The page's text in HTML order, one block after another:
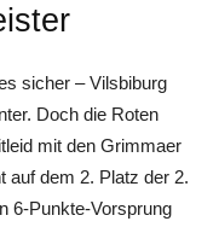
sicher – Vilsbiburg
Doch die Roten
mit den Grimmaer
auf dem 2. Platz der 2.
6-Punkte-Vorsprung